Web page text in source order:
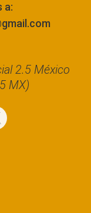
a:
2.5 México
MX)